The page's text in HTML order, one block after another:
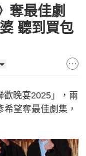
Time
奪最佳劇
聽到買包
歡晚宴2025」，兩
望奪最佳劇集，